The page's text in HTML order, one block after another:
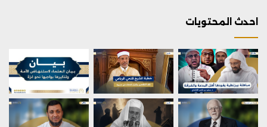
احدث المحتويات